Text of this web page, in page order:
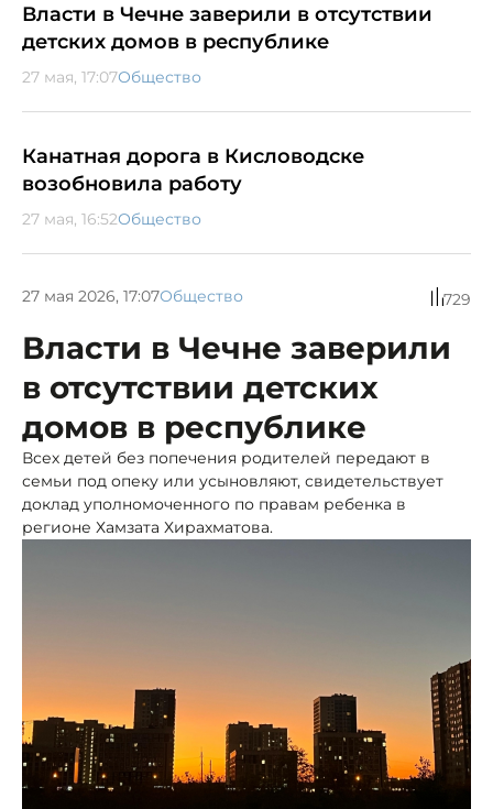
Власти в Чечне заверили в отсутствии
детских домов в республике
27 мая, 17:07Общество
Канатная дорога в Кисловодске
возобновила работу
27 мая, 16:52Общество
27 мая 2026, 17:07Общество 729
Власти в Чечне заверили
в отсутствии детских
домов в республике
Всех детей без попечения родителей передают в
семьи под опеку или усыновляют, свидетельствует
доклад уполномоченного по правам ребенка в
регионе Хамзата Хирахматова.